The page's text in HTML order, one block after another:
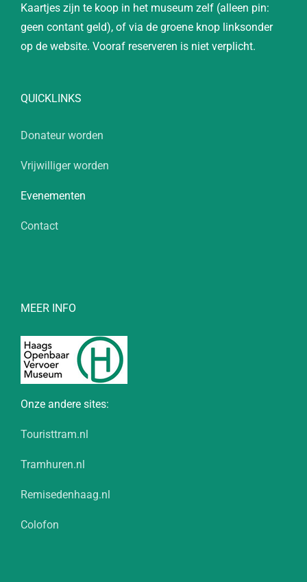
Kaartjes zijn te koop in het museum zelf (alleen pin:
geen contant geld), of via de groene knop linksonder
op de website. Vooraf reserveren is niet verplicht.
QUICKLINKS
Donateur worden
Vrijwilliger worden
Evenementen
Contact
MEER INFO
Onze andere sites:
Touristtram.nl
Tramhuren.nl
Remisedenhaag.nl
Colofon